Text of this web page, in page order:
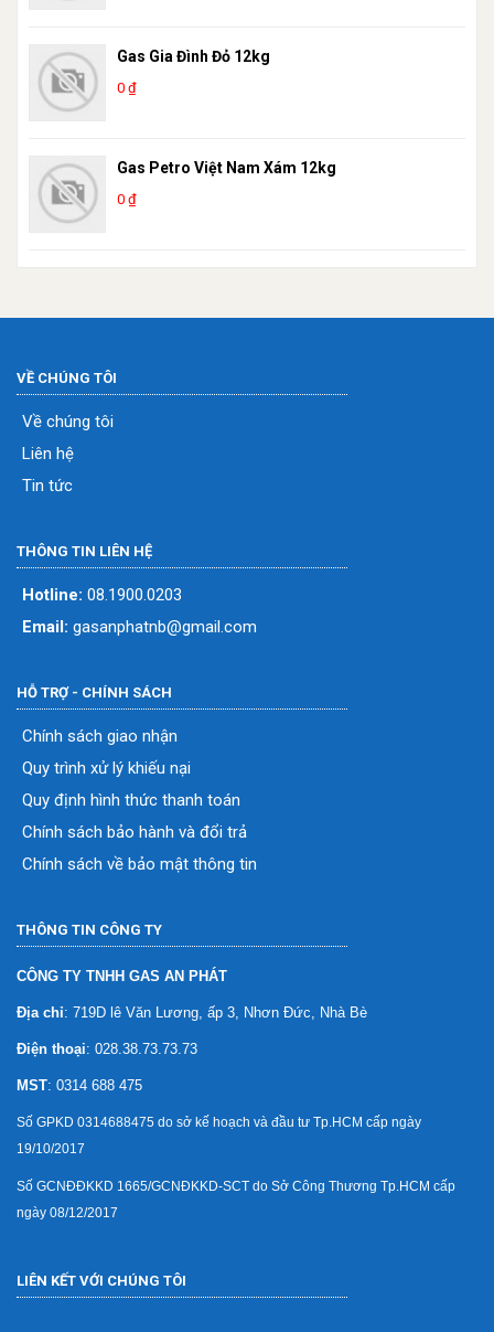
Gas Gia Đình Đỏ 12kg
0 ₫
Gas Petro Việt Nam Xám 12kg
0 ₫
VỀ CHÚNG TÔI
Về chúng tôi
Liên hệ
Tin tức
THÔNG TIN LIÊN HỆ
Hotline: 08.1900.0203
Email: gasanphatnb@gmail.com
HỖ TRỢ - CHÍNH SÁCH
Chính sách giao nhận
Quy trình xử lý khiếu nại
Quy định hình thức thanh toán
Chính sách bảo hành và đổi trả
Chính sách về bảo mật thông tin
THÔNG TIN CÔNG TY
CÔNG TY TNHH GAS AN PHÁT
Địa chỉ: 719D lê Văn Lương, ấp 3, Nhơn Đức, Nhà Bè
Điện thoại: 028.38.73.73.73
MST: 0314 688 475
Số GPKD 0314688475 do sở kế hoạch và đầu tư Tp.HCM cấp ngày
19/10/2017
Số GCNĐĐKKD 1665/GCNĐKKD-SCT do Sở Công Thương Tp.HCM cấp
ngày 08/12/2017
LIÊN KẾT VỚI CHÚNG TÔI